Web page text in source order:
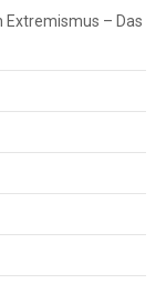
Extremismus – Das